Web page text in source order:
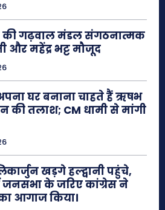
की गढ़वाल मंडल संगठनात्मक
और महेंद्र भट्ट मौजूद
घर बनाना चाहते हैं ऋषभ
की तलाश; CM धामी से मांगी
खड़गे हल्द्वानी पहुंचे,
जनसभा के जरिए कांग्रेस ने
आगाज किया।